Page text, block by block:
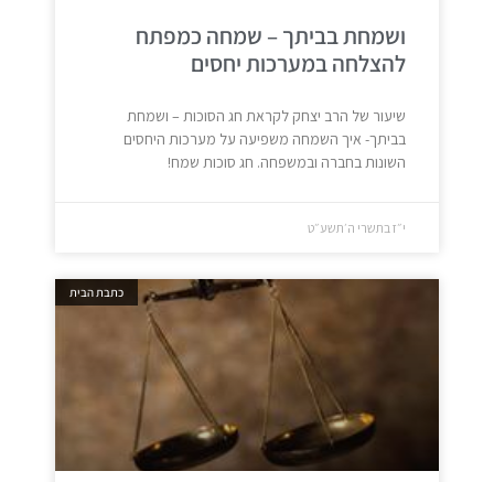
ושמחת בביתך – שמחה כמפתח
להצלחה במערכות יחסים
שיעור של הרב יצחק לקראת חג הסוכות – ושמחת
בביתך- איך השמחה משפיעה על מערכות היחסים
השונות בחברה ובמשפחה. חג סוכות שמח!
י״ז בתשרי ה׳תשע״ט
כתבת הבית